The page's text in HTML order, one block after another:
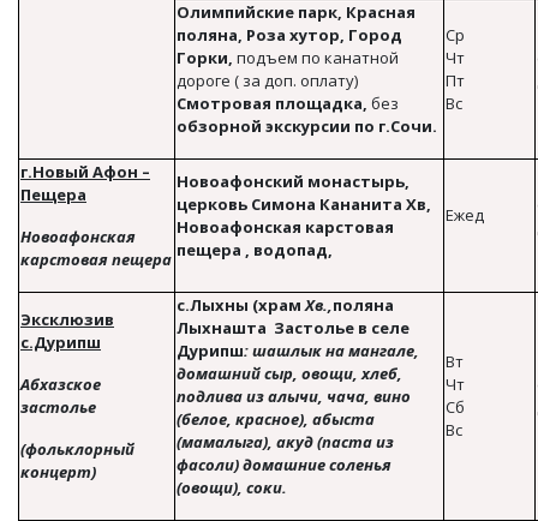
Олимпийские парк, Красная
поляна, Роза хутор, Город
Горки, подъем по канатной
дороге ( за доп. оплату)
Смотровая площадка, без
обзорной экскурсии по г.Сочи.
Ср
Чт
Пт
Вс
г.Новый Афон –
Пещера
Новоафонская
карстовая пещера
Новоафонский монастырь,
церковь Симона Кананита Xв,
Новоафонская карстовая
пещера , водопад,
Ежед
Эксклюзив
с.Дурипш
Абхазское
застолье
(фольклорный
концерт)
с.Лыхны (храмXв.,поляна
Лыхнашта Застолье в селе
Дурипш: шашлык на мангале,
домашний сыр, овощи, хлеб,
подлива из алычи, чача, вино
(белое, красное), абыста
(мамалыга), акуд (паста из
фасоли) домашние соленья
(овощи), соки.
Вт
Чт
Сб
Вс